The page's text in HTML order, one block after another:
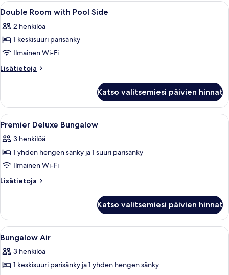
Avaa
kaikki
huonetyypin
Double
Room
with
kuvat
8
Double Room with Pool Side
2 henkilöä
1 keskisuuri parisänky
Ilmainen Wi-Fi
Lisätietoja
Lisätietoja
with
Pool
Side
Katso valitsemiesi päivien hinnat
Avaa
kaikki
huonetyypin
Premier
Deluxe
Bungalow
12
Premier Deluxe Bungalow
3 henkilöä
1 yhden hengen sänky ja 1 suuri parisänky
Ilmainen Wi-Fi
Lisätietoja
Lisätietoja
Bungalow
Katso valitsemiesi päivien hinnat
Avaa
kaikki
huonetyypin
Bungalow
6
Bungalow Air
3 henkilöä
1 keskisuuri parisänky ja 1 yhden hengen sänky